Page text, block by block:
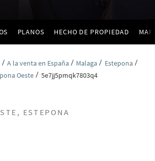
PLANOS HECHO DE PROPIEDAD
A la venta en España Malaga
Estepona
Oeste
5e7jj5pmqk7803q4
ESTEPONA